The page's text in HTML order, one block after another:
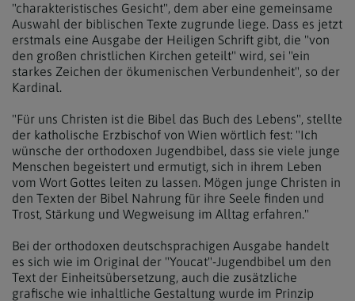
"charakteristisches Gesicht", dem aber eine gemeinsame
Auswahl der biblischen Texte zugrunde liege. Dass es jetzt
erstmals eine Ausgabe der Heiligen Schrift gibt, die "von
den großen christlichen Kirchen geteilt" wird, sei "ein
starkes Zeichen der ökumenischen Verbundenheit", so der
Kardinal.
"Für uns Christen ist die Bibel das Buch des Lebens", stellte
der katholische Erzbischof von Wien wörtlich fest: "Ich
wünsche der orthodoxen Jugendbibel, dass sie viele junge
Menschen begeistert und ermutigt, sich in ihrem Leben
vom Wort Gottes leiten zu lassen. Mögen junge Christen in
den Texten der Bibel Nahrung für ihre Seele finden und
Trost, Stärkung und Wegweisung im Alltag erfahren."
Bei der orthodoxen deutschsprachigen Ausgabe handelt
es sich wie im Original der "Youcat"-Jugendbibel um den
Text der Einheitsübersetzung, auch die zusätzliche
grafische wie inhaltliche Gestaltung wurde im Prinzip